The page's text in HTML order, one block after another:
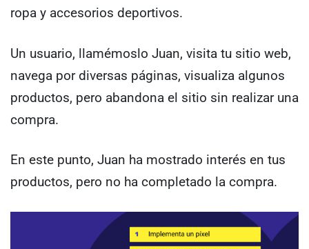
ropa y accesorios deportivos.
Un usuario, llamémoslo Juan, visita tu sitio web,
navega por diversas páginas, visualiza algunos
productos, pero abandona el sitio sin realizar una
compra.
En este punto, Juan ha mostrado interés en tus
productos, pero no ha completado la compra.